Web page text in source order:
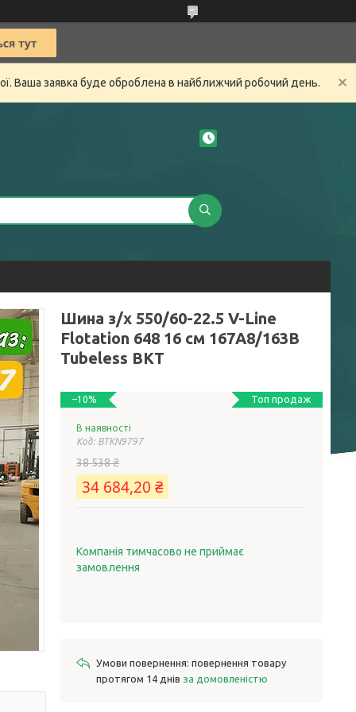
Ваша заявка буде оброблена в найближчий робочий день.
Шина з/х 550/60-22.5 V-Line
Flotation 648 16 см 167A8/163B
Tubeless BKT
Топ продаж
–10%
В наявності
Код: BTKN9797
38 538 ₴
34 684,20 ₴
Компанія тимчасово не приймає
замовлення
повернення товару
протягом 14 днів за домовленістю